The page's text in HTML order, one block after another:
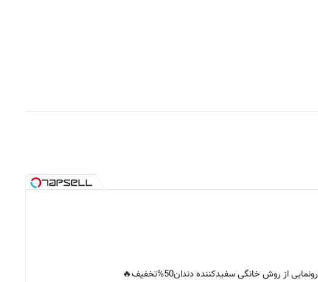
رونمایی از روش خانگی سفیدکننده دندان50%تخفیف🔥